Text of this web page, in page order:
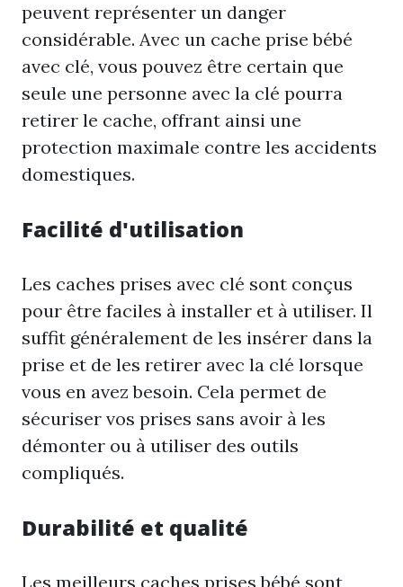
peuvent représenter un danger
considérable. Avec un cache prise bébé
avec clé, vous pouvez être certain que
seule une personne avec la clé pourra
retirer le cache, offrant ainsi une
protection maximale contre les accidents
domestiques.
Facilité d'utilisation
Les caches prises avec clé sont conçus
pour être faciles à installer et à utiliser. Il
suffit généralement de les insérer dans la
prise et de les retirer avec la clé lorsque
vous en avez besoin. Cela permet de
sécuriser vos prises sans avoir à les
démonter ou à utiliser des outils
compliqués.
Durabilité et qualité
Les meilleurs caches prises bébé sont